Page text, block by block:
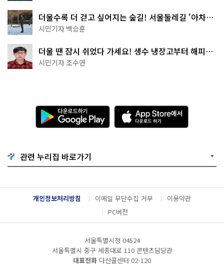
더울수록 더 걷고 싶어지는 숲길! 서울둘레길 '아차산
코스'
시민기자 백승훈
더울 땐 잠시 쉬었다 가세요! 생수 냉장고부터 해피소
·무더위쉼터까지
시민기자 조수연
다
운
로
기
G
o
g
l
e
A
p
p
e
서
다
운
관련 누리집 바로가기
개인정보처리방침 이메일 무단수집 거부
이용약관
PC버전
서울특별시청 04524
서울특별시 중구 세종대로 110 콘텐츠담당관
대표전화 다산콜센터 02-120